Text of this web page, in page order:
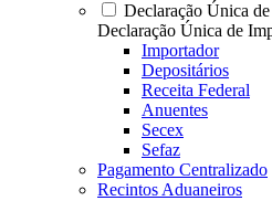
Declaração Única
Declaração Única de
Importador
Depositários
Receita Federal
Anuentes
Secex
Sefaz
Pagamento Centralizado
Recintos Aduaneiros